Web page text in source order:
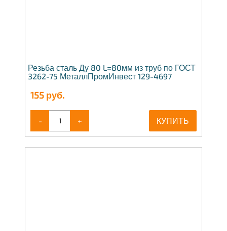
Резьба сталь Ду 80 L=80мм из труб по ГОСТ
3262-75 МеталлПромИнвест 129-4697
155 руб.
- + КУПИТЬ